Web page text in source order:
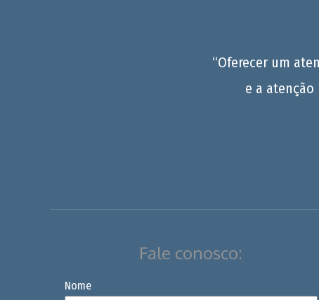
“Oferecer um
e a
Fale conosco:
Nome